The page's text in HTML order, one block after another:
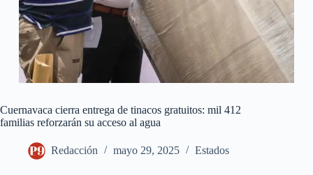
Cuernavaca cierra entrega de tinacos gratuitos: mil 412
familias reforzarán su acceso al agua
Redacción mayo 29, 2025 Estados